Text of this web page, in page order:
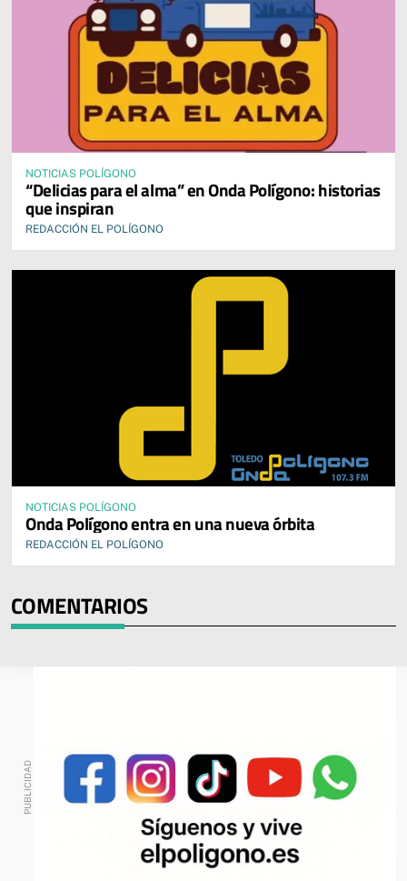
NOTICIAS POLÍGONO
“Delicias para el alma” en Onda Polígono: historias
que inspiran
REDACCIÓN EL POLÍGONO
NOTICIAS POLÍGONO
Onda Polígono entra en una nueva órbita
REDACCIÓN EL POLÍGONO
COMENTARIOS